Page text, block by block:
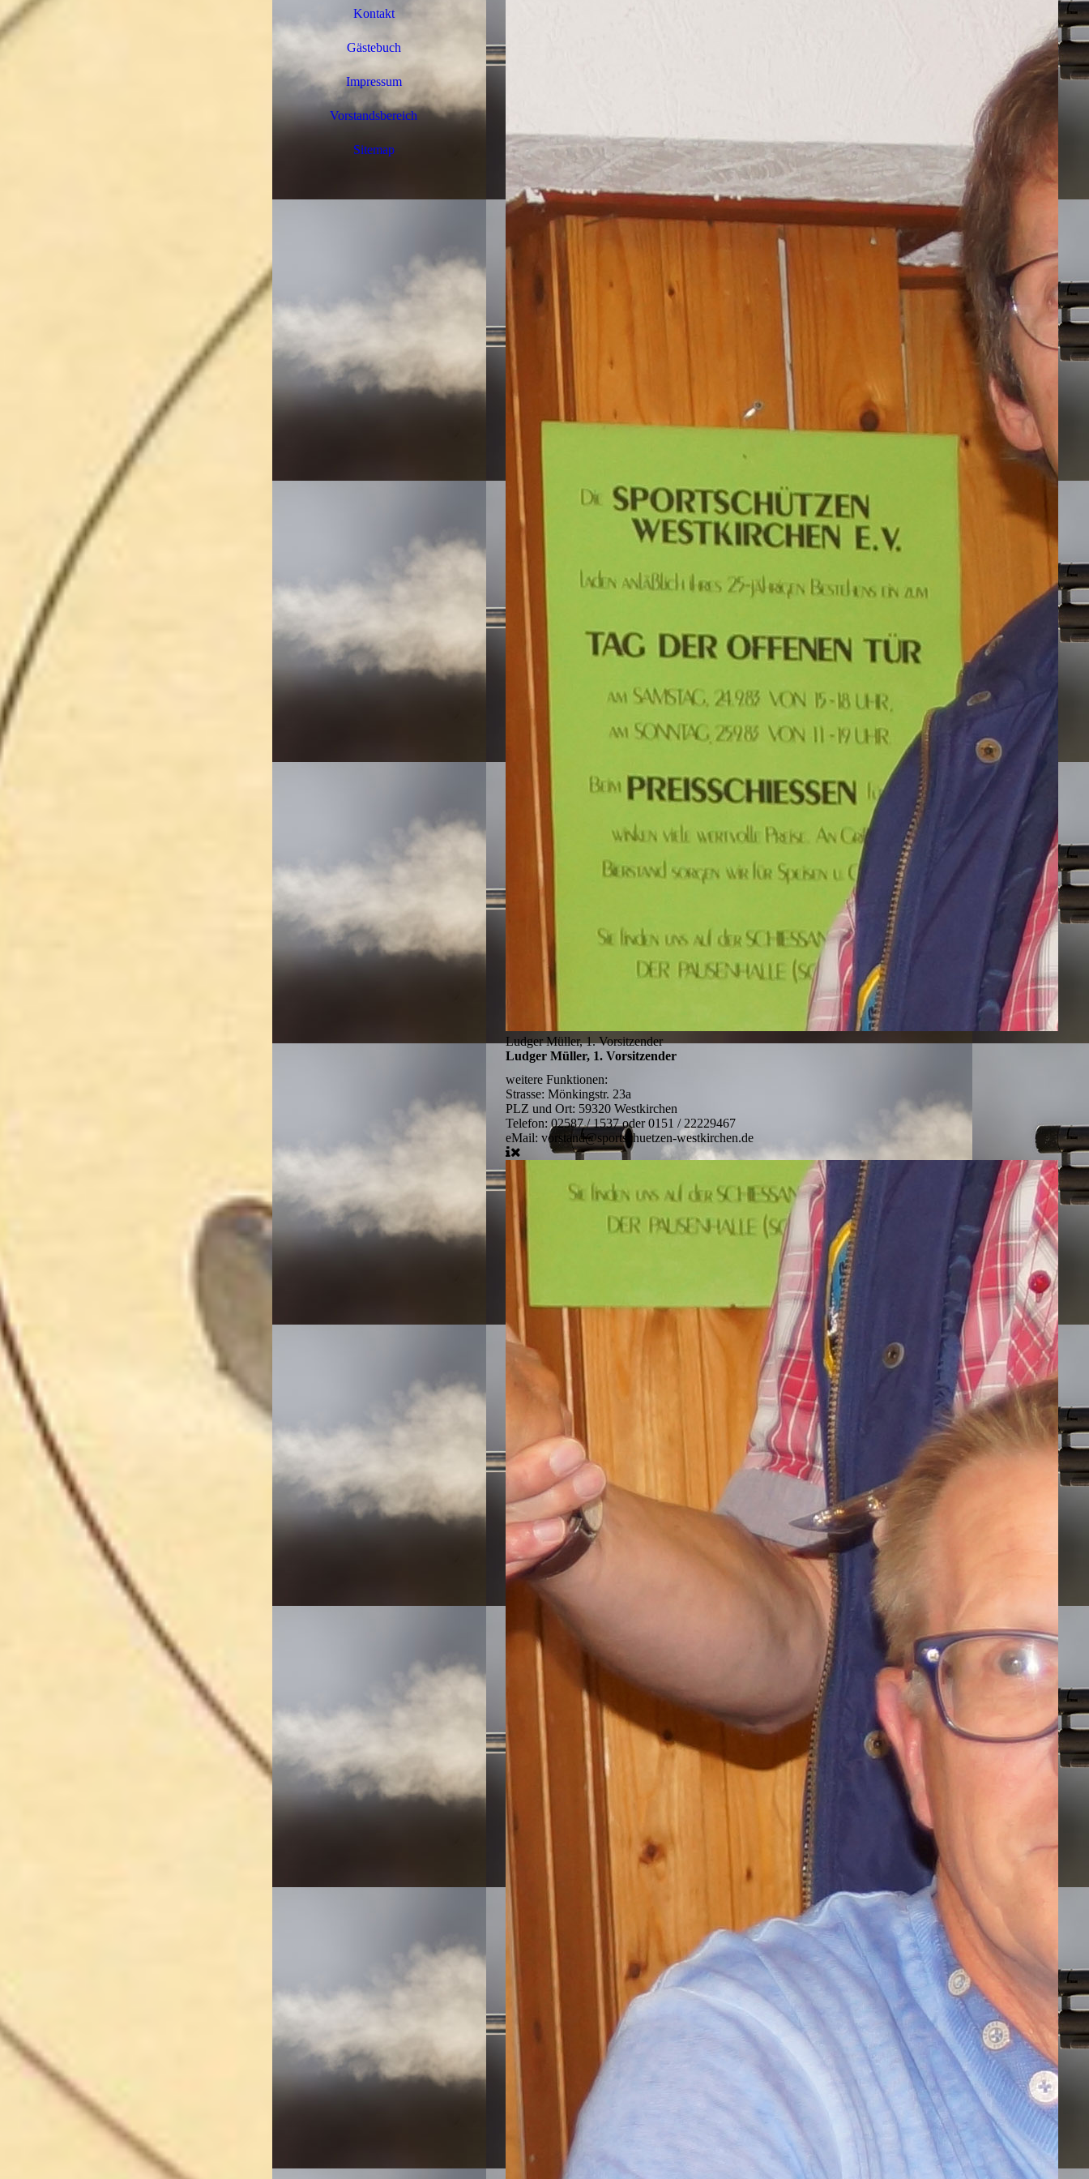
Kontakt
Gästebuch
Impressum
Vorstandsbereich
Sitemap
Ludger Müller, 1. Vorsitzender
Ludger Müller, 1. Vorsitzender
weitere Funktionen:
Strasse: Mönkingstr. 23a
PLZ und Ort: 59320 Westkirchen
Telefon: 02587 / 1537 oder 0151 / 22229467
eMail: vorstand@sportschuetzen-westkirchen.de